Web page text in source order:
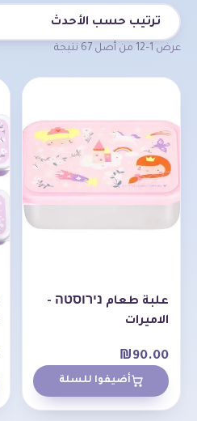
قائمة المنتجات
عرض 1–12 من أصل 67 نتيجة
علبة طعام נירוסטה -
الاميرات
₪90.00
أضيفوا للسلة